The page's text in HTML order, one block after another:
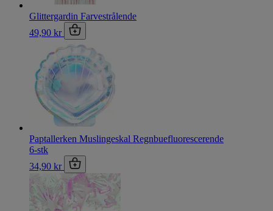
Glittergardin Farvestrålende
49,90 kr
Paptallerken Muslingeskal Regnbuefluorescerende
6-stk
34,90 kr